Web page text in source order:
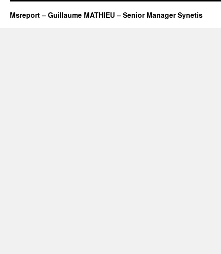
Msreport – Guillaume MATHIEU – Senior Manager Synetis